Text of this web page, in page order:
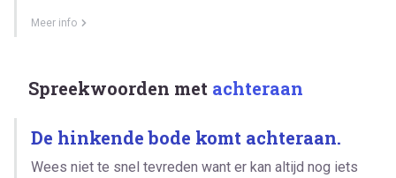
Meer info
Spreekwoorden met achteraan
De hinkende bode komt achteraan.
Wees niet te snel tevreden want er kan altijd nog iets